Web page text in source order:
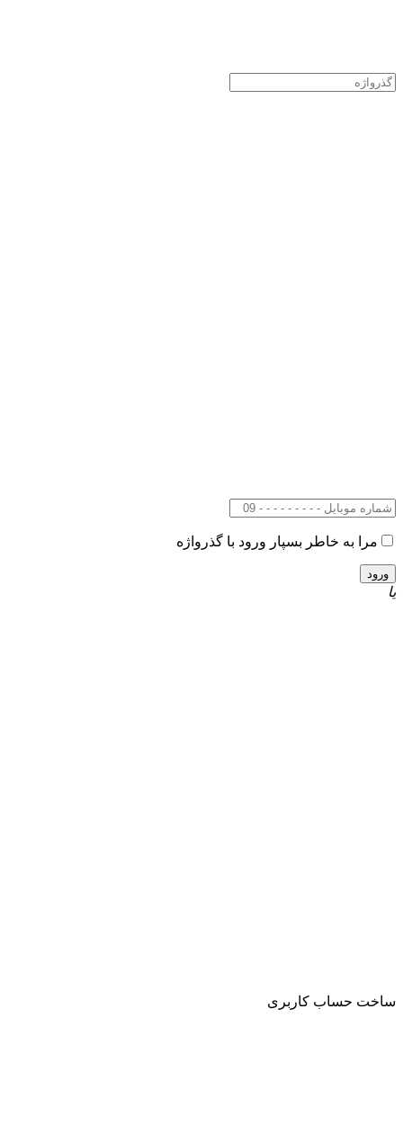
مرا به خاطر بسپار ورود با گذرواژه
یا
ساخت حساب کاربری